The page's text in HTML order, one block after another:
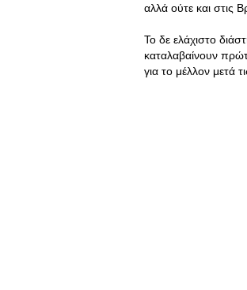
αλλά ούτε και στις
Το δε ελάχιστο
καταλαβαίνουν
για το μέλλον μετά